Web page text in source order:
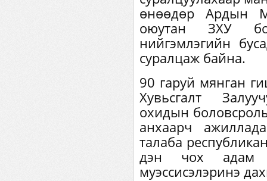
өнөөдөр Ардын
оюутан ЗХУ
нийгэмлэгийн
суралцаж байна.
90 гаруй мянган
Хувьсгалт
охидын
анхаарч
талаба
дэн чох адам
муэссисэлэринэ